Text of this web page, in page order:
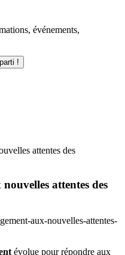
événements,
!
attentes des
attentes des
évolue pour répondre aux